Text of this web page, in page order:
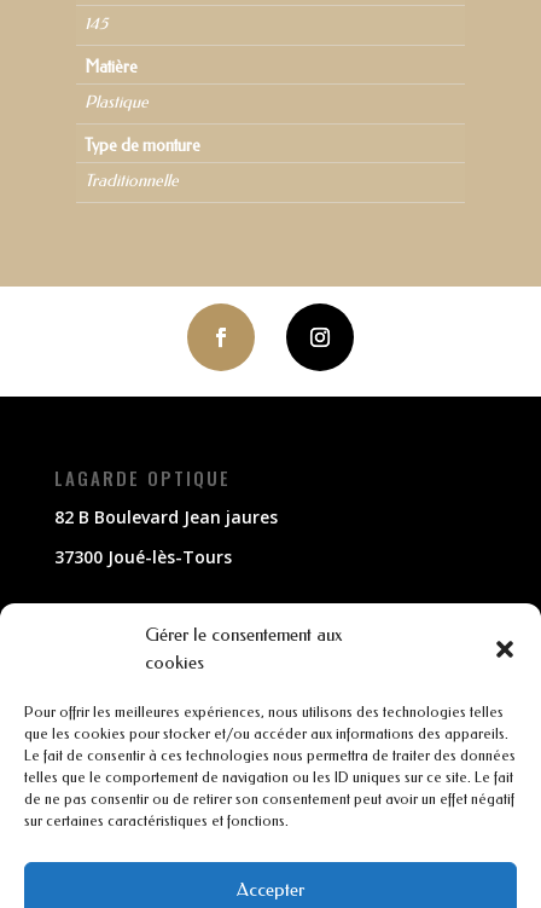
Gérer le consentement aux
cookies
Pour offrir les meilleures expériences, nous utilisons des technologies telles
que les cookies pour stocker et/ou accéder aux informations des appareils.
Le fait de consentir à ces technologies nous permettra de traiter des données
telles que le comportement de navigation ou les ID uniques sur ce site. Le fait
de ne pas consentir ou de retirer son consentement peut avoir un effet négatif
sur certaines caractéristiques et fonctions.
Accepter
145
Matière
Plastique
Type de monture
Traditionnelle
LAGARDE OPTIQUE
82 B Boulevard Jean jaures
37300 Joué-lès-Tours
02 47 63 79 33
contact@lagarde-optique.fr
INFORMATIONS
Mentions légales
Conditions générales de ventes